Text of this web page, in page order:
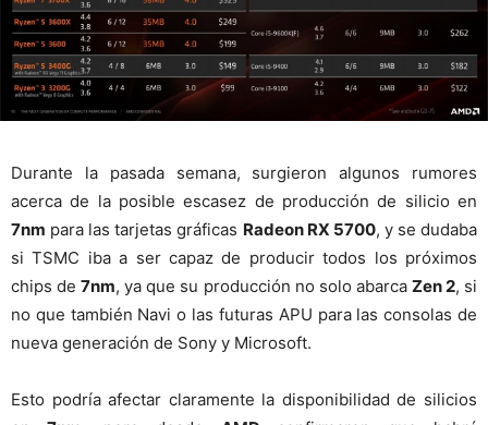
Durante la pasada semana, surgieron algunos rumores
acerca de la posible escasez de producción de silicio en
7nm para las tarjetas gráficas Radeon RX 5700, y se dudaba
si TSMC iba a ser capaz de producir todos los próximos
chips de7nm, ya que su producción no solo abarca Zen 2, si
no que también Navi o las futuras APU para las consolas de
nueva generación de Sony y Microsoft.
Esto podría afectar claramente la disponibilidad de silicios